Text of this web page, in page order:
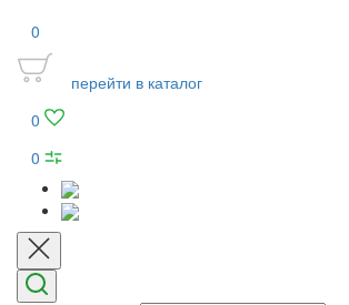
0
перейти в каталог
0
0